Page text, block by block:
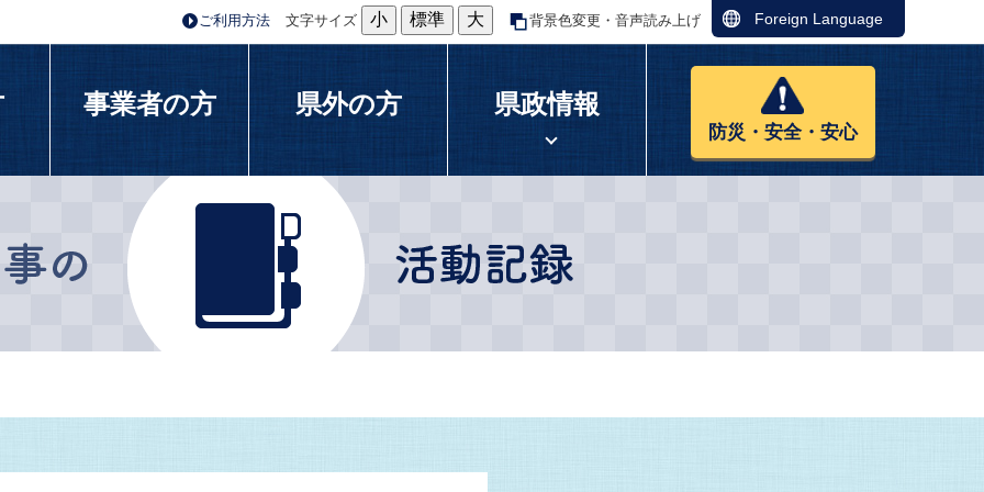
ご利用方法 文字サイズ 小 標準 大 背景色変更・音声読み上げ Foreign Language
事業者の方 県外の方 県政情報
防災・安全・安心